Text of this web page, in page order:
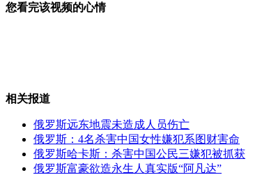
弃考哥撞亲妈称高考没用毕业只赚两三千
中国驻美大使——中方对钓鱼岛主权不容置疑
您看完该视频的心情
相关报道
俄罗斯远东地震未造成人员伤亡
俄罗斯：4名杀害中国女性嫌犯系图财害命
俄罗斯哈卡斯：杀害中国公民三嫌犯被抓获
俄罗斯富豪欲造永生人真实版“阿凡达”